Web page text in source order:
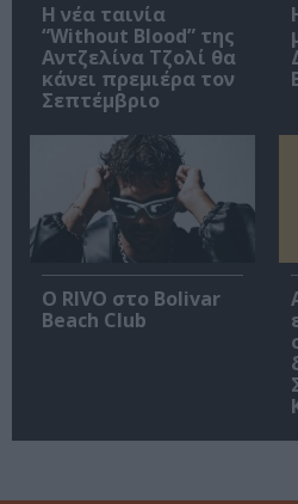
Η νέα ταινία
“Without Blood” της
Αντζελίνα Τζολί θα
κάνει πρεμιέρα τον
Σεπτέμβριο
Ο RIVO στο Bolivar
Beach Club